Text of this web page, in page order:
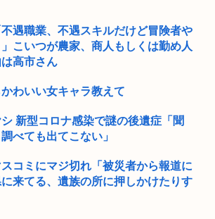
遇職業、不遇スキルだけど冒険者や
こいつが農家、商人もしくは勤め人
高市さん
わいい女キャラ教えて
新型コロナ感染で謎の後遺症「聞
べても出てこない」
コミにマジ切れ「被災者から報道に
来てる、遺族の所に押しかけたりす